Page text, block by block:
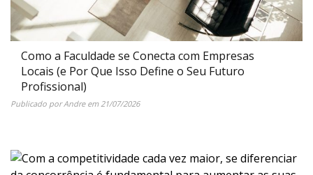
Como a Faculdade se Conecta com Empresas
Locais (e Por Que Isso Define o Seu Futuro
Profissional)
Publicado porAndreem21/07/2026